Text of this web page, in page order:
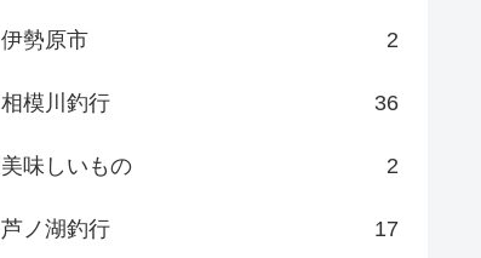
伊勢原市 2
相模川釣行 36
美味しいもの 2
芦ノ湖釣行 17